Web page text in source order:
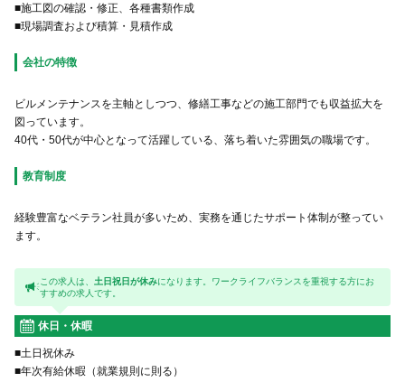
■施工図の確認・修正、各種書類作成
■現場調査および積算・見積作成
会社の特徴
ビルメンテナンスを主軸としつつ、修繕工事などの施工部門でも収益拡大を
図っています。
40代・50代が中心となって活躍している、落ち着いた雰囲気の職場です。
教育制度
経験豊富なベテラン社員が多いため、実務を通じたサポート体制が整ってい
ます。
この求人は、 土日祝日が休みになります。ワークライフバランスを重視する方にお
すすめの求人です。
休日・休暇
■土日祝休み
■年次有給休暇（就業規則に則る）